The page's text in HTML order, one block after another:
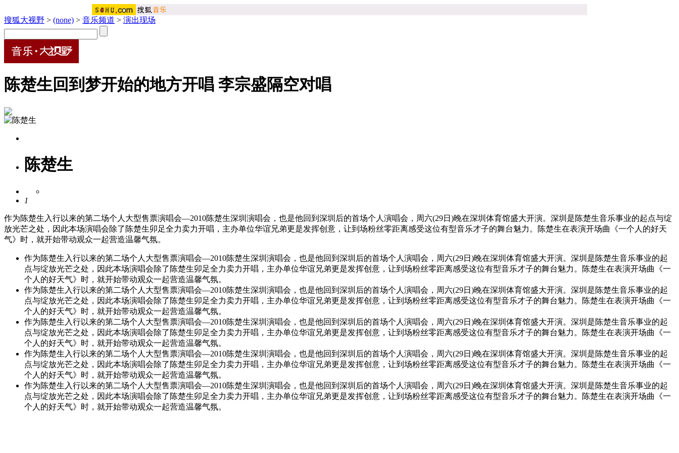
搜狐大视野 > (none) > 音乐频道 > 演出现场
陈楚生回到梦开始的地方开唱 李宗盛隔空对唱
陈楚生
1
作为陈楚生入行以来的第二场个人大型售票演唱会—2010陈楚生深圳演唱会，也是他回到深圳后的首场个人演唱会，周六(29日)晚在深圳体育馆盛大开演。深圳是陈楚生音乐事业的起点与绽
放光芒之处，因此本场演唱会除了陈楚生卯足全力卖力开唱，主办单位华谊兄弟更是发挥创意，让到场粉丝零距离感受这位有型音乐才子的舞台魅力。陈楚生在表演开场曲《一个人的好天
气》时，就开始带动观众一起营造温馨气氛。
作为陈楚生入行以来的第二场个人大型售票演唱会—2010陈楚生深圳演唱会，也是他回到深圳后的首场个人演唱会，周六(29日)晚在深圳体育馆盛大开演。深圳是陈楚生音乐事业的起
点与绽放光芒之处，因此本场演唱会除了陈楚生卯足全力卖力开唱，主办单位华谊兄弟更是发挥创意，让到场粉丝零距离感受这位有型音乐才子的舞台魅力。陈楚生在表演开场曲《一
个人的好天气》时，就开始带动观众一起营造温馨气氛。
作为陈楚生入行以来的第二场个人大型售票演唱会—2010陈楚生深圳演唱会，也是他回到深圳后的首场个人演唱会，周六(29日)晚在深圳体育馆盛大开演。深圳是陈楚生音乐事业的起
点与绽放光芒之处，因此本场演唱会除了陈楚生卯足全力卖力开唱，主办单位华谊兄弟更是发挥创意，让到场粉丝零距离感受这位有型音乐才子的舞台魅力。陈楚生在表演开场曲《一
个人的好天气》时，就开始带动观众一起营造温馨气氛。
作为陈楚生入行以来的第二场个人大型售票演唱会—2010陈楚生深圳演唱会，也是他回到深圳后的首场个人演唱会，周六(29日)晚在深圳体育馆盛大开演。深圳是陈楚生音乐事业的起
点与绽放光芒之处，因此本场演唱会除了陈楚生卯足全力卖力开唱，主办单位华谊兄弟更是发挥创意，让到场粉丝零距离感受这位有型音乐才子的舞台魅力。陈楚生在表演开场曲《一
个人的好天气》时，就开始带动观众一起营造温馨气氛。
作为陈楚生入行以来的第二场个人大型售票演唱会—2010陈楚生深圳演唱会，也是他回到深圳后的首场个人演唱会，周六(29日)晚在深圳体育馆盛大开演。深圳是陈楚生音乐事业的起
点与绽放光芒之处，因此本场演唱会除了陈楚生卯足全力卖力开唱，主办单位华谊兄弟更是发挥创意，让到场粉丝零距离感受这位有型音乐才子的舞台魅力。陈楚生在表演开场曲《一
个人的好天气》时，就开始带动观众一起营造温馨气氛。
作为陈楚生入行以来的第二场个人大型售票演唱会—2010陈楚生深圳演唱会，也是他回到深圳后的首场个人演唱会，周六(29日)晚在深圳体育馆盛大开演。深圳是陈楚生音乐事业的起
点与绽放光芒之处，因此本场演唱会除了陈楚生卯足全力卖力开唱，主办单位华谊兄弟更是发挥创意，让到场粉丝零距离感受这位有型音乐才子的舞台魅力。陈楚生在表演开场曲《一
个人的好天气》时，就开始带动观众一起营造温馨气氛。